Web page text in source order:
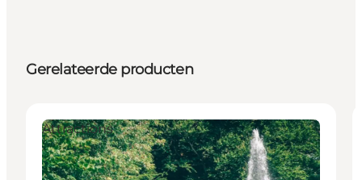
Gerelateerde producten
Attractions